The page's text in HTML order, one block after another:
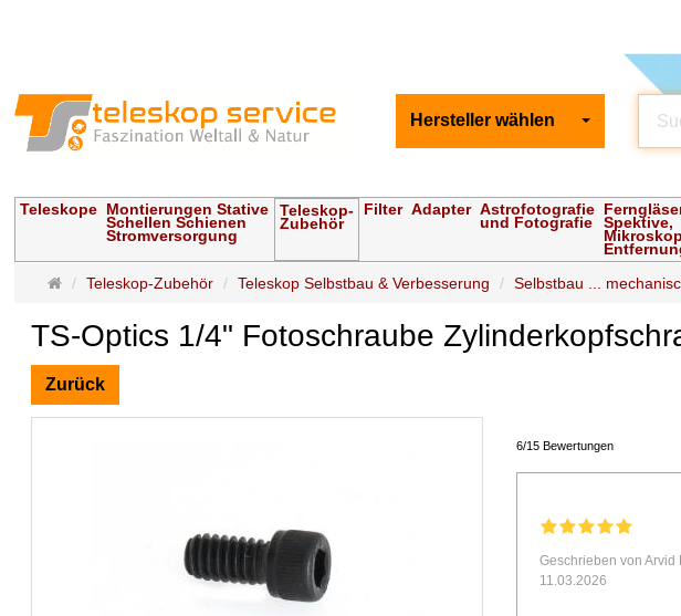
Hersteller wählen
Teleskope Montierungen Stative
Schellen Schienen
Stromversorgung
Teleskop-
Zubehör
Filter Adapter Astrofotografie
und Fotografie Spektive,
Startseite
Teleskop-Zubehör Teleskop Selbstbau & Verbesserung Selbstbau ...
TS-Optics 1/4" Fotoschraube
Zurück
6/15 Bewertungen
Geschrieben von Arvid
11.03.2026